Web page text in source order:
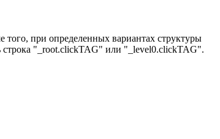
того, при определенных вариантах структуры
строка "_root.clickTAG" или "_level0.clickTAG".